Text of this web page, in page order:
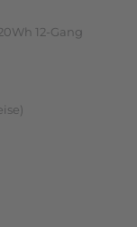
12-Gang